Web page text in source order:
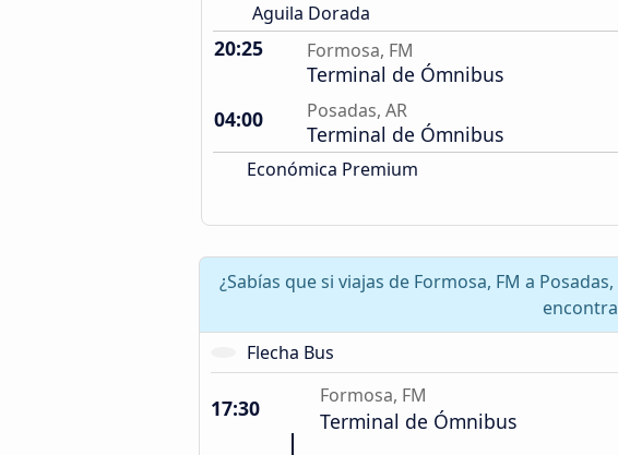
Aguila Dorada
20:25 Formosa, FM
Terminal de Ómnibus
04:00
Posadas, AR
Terminal de Ómnibus
Económica Premium
¿Sabías que si viajas de Formosa, FM a
Flecha Bus
17:30 Formosa, FM
Terminal de Ómnibus